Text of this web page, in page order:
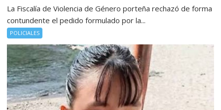
La Fiscalía de Violencia de Género porteña rechazó de forma
contundente el pedido formulado por la...
POLICIALES